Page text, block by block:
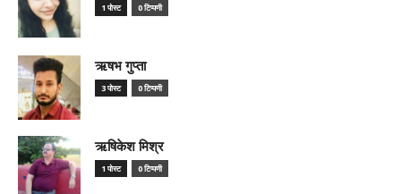
1 पोस्ट 0 टिप्पणी
ऋषभ गुप्ता
3 पोस्ट 0 टिप्पणी
ऋषिकेश मिश्र
1 पोस्ट 0 टिप्पणी